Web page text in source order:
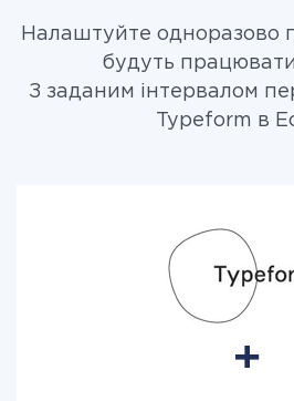
Налаштуйте одноразово
будуть
З заданим інтервалом
Typeform в